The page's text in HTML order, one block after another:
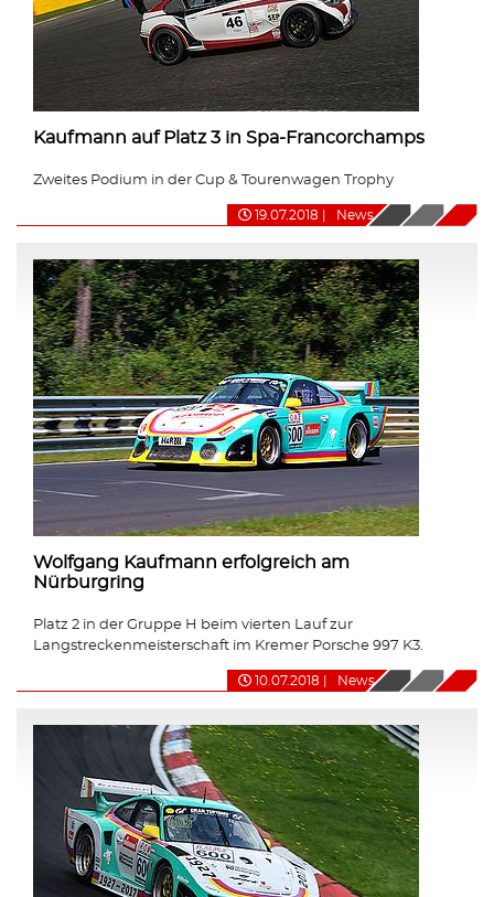
Kaufmann auf Platz 3 in Spa-Francorchamps
Zweites Podium in der Cup & Tourenwagen Trophy
19.07.2018 News
Wolfgang Kaufmann erfolgreich am
Nürburgring
Platz 2 in der Gruppe H beim vierten Lauf zur
Langstreckenmeisterschaft im Kremer Porsche 997 K3.
10.07.2018 News